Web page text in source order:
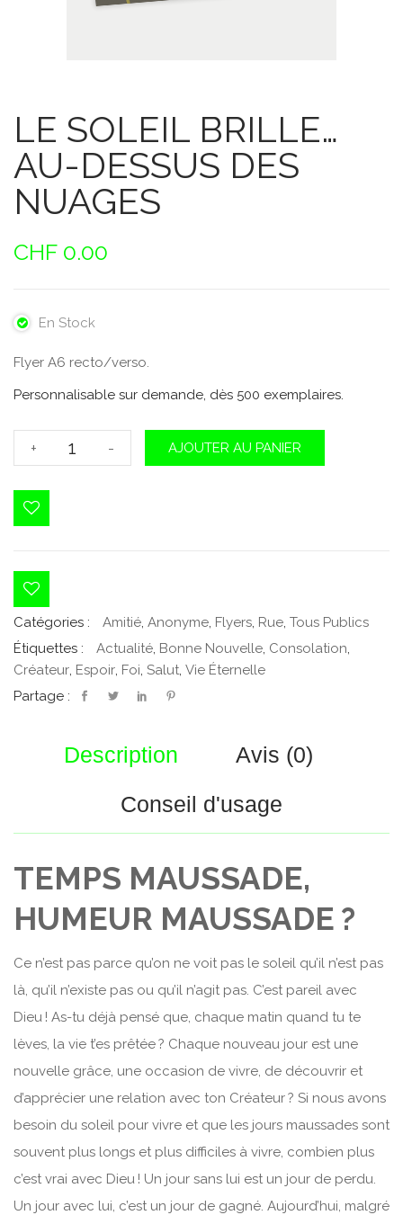
LE SOLEIL BRILLE…
AU-DESSUS DES
NUAGES
CHF 0.00
En Stock
Flyer A6 recto/verso.
Personnalisable sur demande, dès 500 exemplaires.
+
quantité
de
nuages
- AJOUTER AU PANIER
Catégories : Amitié, Anonyme, Flyers, Rue, Tous Publics
Étiquettes :
Actualité, Bonne Nouvelle, Consolation,
Créateur, Espoir, Foi, Salut, Vie Éternelle
Partage :
Description
Avis (0)
Conseil d'usage
TEMPS MAUSSADE,
HUMEUR MAUSSADE ?
Ce n’est pas parce qu’on ne voit pas le soleil qu’il n’est pas
là, qu’il n’existe pas ou qu’il n’agit pas. C’est pareil avec
Dieu ! As-tu déjà pensé que, chaque matin quand tu te
lèves, la vie t’es prêtée ? Chaque nouveau jour est une
nouvelle grâce, une occasion de vivre, de découvrir et
d’apprécier une relation avec ton Créateur ? Si nous avons
besoin du soleil pour vivre et que les jours maussades sont
souvent plus longs et plus difficiles à vivre, combien plus
c’est vrai avec Dieu ! Un jour sans lui est un jour de perdu.
Un jour avec lui, c’est un jour de gagné. Aujourd’hui, malgré